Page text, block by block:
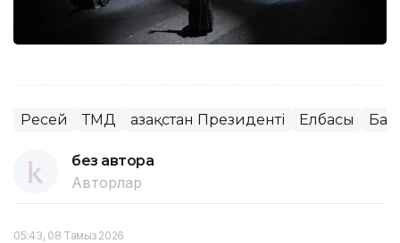
Ресей ТМД Қазақстан Президенті Елбасы
без автора
Авторлар
05:43, 08 Тамыз 2026